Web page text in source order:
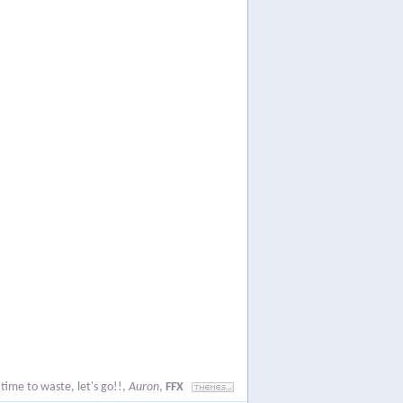
to waste, let's go!! , Auron, FFX